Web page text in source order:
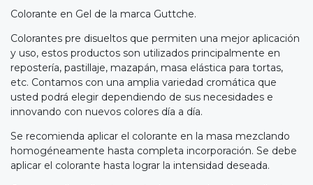
Colorante en Gel de la marca Guttche.
Colorantes pre disueltos que permiten una mejor aplicación
y uso, estos productos son utilizados principalmente en
repostería, pastillaje, mazapán, masa elástica para tortas,
etc. Contamos con una amplia variedad cromática que
usted podrá elegir dependiendo de sus necesidades e
innovando con nuevos colores día a día.
Se recomienda aplicar el colorante en la masa mezclando
homogéneamente hasta completa incorporación. Se debe
aplicar el colorante hasta lograr la intensidad deseada.